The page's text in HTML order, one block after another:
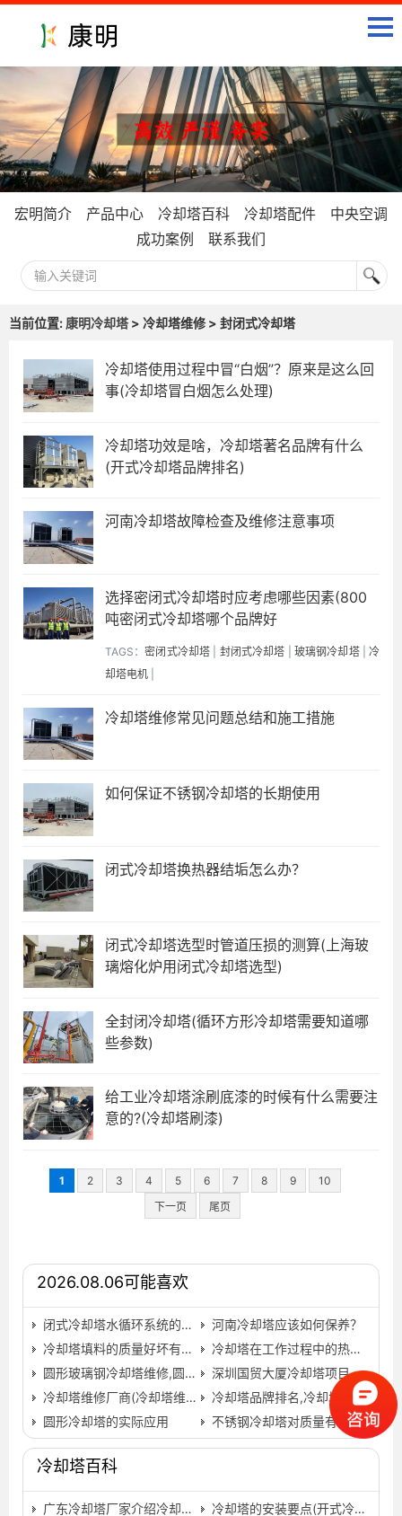
宏明简介 产品中心 冷却塔百科 冷却塔配件
中央空调
成功案例
联系我们
当前位置: 康明冷却塔> 冷却塔维修 > 封闭式冷却塔
冷却塔使用过程中冒“白烟”？原来是这么回
事(冷却塔冒白烟怎么处理)
冷却塔功效是啥，冷却塔著名品牌有什么
(开式冷却塔品牌排名)
河南冷却塔故障检查及维修注意事项
选择密闭式冷却塔时应考虑哪些因素(800
吨密闭式冷却塔哪个品牌好
TAGS：密闭式冷却塔 封闭式冷却塔 玻璃钢冷却塔|冷
却塔电机
冷却塔维修常见问题总结和施工措施
如何保证不锈钢冷却塔的长期使用
闭式冷却塔换热器结垢怎么办？
闭式冷却塔选型时管道压损的测算(上海玻
璃熔化炉用闭式冷却塔选型)
全封闭冷却塔(循环方形冷却塔需要知道哪
些参数)
给工业冷却塔涂刷底漆的时候有什么需要注
意的?(冷却塔刷漆)
1 2 3 4 5 6 7 8 9
10
下一页
尾页
2026.08.06可能喜欢
闭式冷却塔水循环系统的基本原理
河南冷却塔应该如何保养？
冷却塔填料的质量好坏有多重要
冷却塔在工作过程中的热力计算基本方法…
圆形玻璃钢冷却塔维修,圆形冷却水塔拆旧塔换新塔…
深圳国贸大厦冷却塔项目
冷却塔维修厂商(冷却塔维修公司推荐)
冷却塔品牌排名,冷却塔十大知名品牌有那些…
圆形冷却塔的实际应用
不锈钢冷却塔对质量有哪些严格要求?(不锈钢冷却塔选型)…
冷却塔百科
广东冷却塔厂家介绍冷却塔设备漏风有什么影响(广东冷却…
冷却塔的安装要点(开式冷却塔安装)